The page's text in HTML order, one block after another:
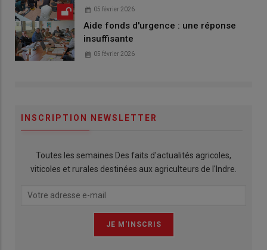
05 février 2026
Aide fonds d'urgence : une réponse
insuffisante
05 février 2026
INSCRIPTION NEWSLETTER
Toutes les semaines Des faits d'actualités agricoles,
viticoles et rurales destinées aux agriculteurs de l'Indre.